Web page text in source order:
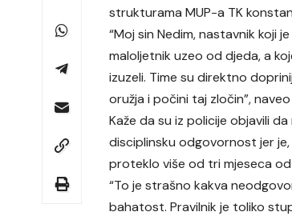
strukturama MUP-a TK
“Moj sin Nedim, nastavnik koji
maloljetnik uzeo od djeda, a
izuzeli. Time su direktno
oružja i počini taj zločin”,
Kaže da su iz policije objavili
disciplinsku odgovornost jer je,
proteklo više od tri mjeseca
“To je strašno kakva
bahatost. Pravilnik je toliko